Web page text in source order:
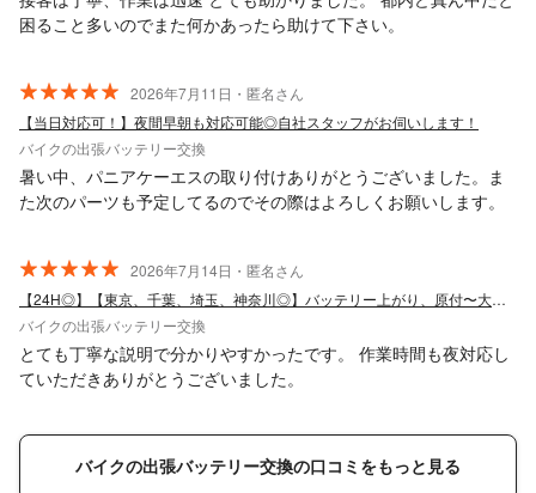
困ること多いのでまた何かあったら助けて下さい。
2026年7月11日・匿名さん
【当日対応可！】夜間早朝も対応可能◎自社スタッフがお伺いします！
バイクの出張バッテリー交換
暑い中、パニアケーエスの取り付けありがとうございました。ま
た次のパーツも予定してるのでその際はよろしくお願いします。
2026年7月14日・匿名さん
【24H◎】【東京、千葉、埼玉、神奈川◎】バッテリー上がり、原付〜大型バイクまで
バイクの出張バッテリー交換
とても丁寧な説明で分かりやすかったです。 作業時間も夜対応し
ていただきありがとうございました。
バイクの出張バッテリー交換の口コミをもっと見る